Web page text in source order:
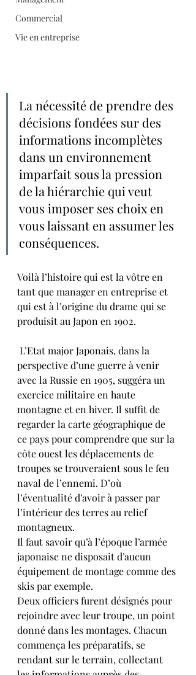
Commercial
Vie en entreprise
La nécessité de prendre des
décisions fondées sur des
informations incomplètes
dans un environnement
imparfait sous la pression
de la hiérarchie qui veut
vous imposer ses choix en
vous laissant en assumer les
conséquences.
Voilà l’histoire qui est la vôtre en
tant que manager en entreprise et
qui est à l’origine du drame qui se
produisit au Japon en 1902.
perspective d’une guerre à venir
avec la Russie en 1905, suggéra un
exercice militaire en haute
montagne et en hiver. Il suffit de
regarder la carte géographique de
ce pays pour comprendre que sur la
côte ouest les déplacements de
troupes se trouveraient sous le feu
naval de l’ennemi. D’où
l’éventualité d’avoir à passer par
l’intérieur des terres au relief
montagneux.
Il faut savoir qu’à l’époque l’armée
japonaise ne disposait d’aucun
équipement de montage comme des
skis par exemple.
Deux officiers furent désignés pour
rejoindre avec leur troupe, un point
donné dans les montages. Chacun
commença les préparatifs, se
rendant sur le terrain, collectant